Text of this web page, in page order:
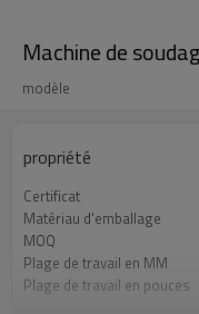
Machine de
modèle
propriété
Certificat
Matériau d'emballage
MOQ
Plage de travail en MM
Plage de travail en pouces